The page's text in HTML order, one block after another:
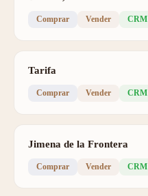
Comprar Vender CRM
Tarifa
Comprar Vender CRM
Jimena de la Frontera
Comprar Vender CRM